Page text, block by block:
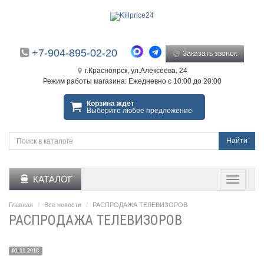
+7-904-895-02-20 Заказать звонок
г.Красноярск, ул.Алексеева, 24
Режим работы магазина: Ежедневно с 10:00 до 20:00
Корзина ждет
Выберите любое предложение
Найти
КАТАЛОГ
Главная Все новости РАСПРОДАЖА ТЕЛЕВИЗОРОВ
РАСПРОДАЖА ТЕЛЕВИЗОРОВ
01.11.2018